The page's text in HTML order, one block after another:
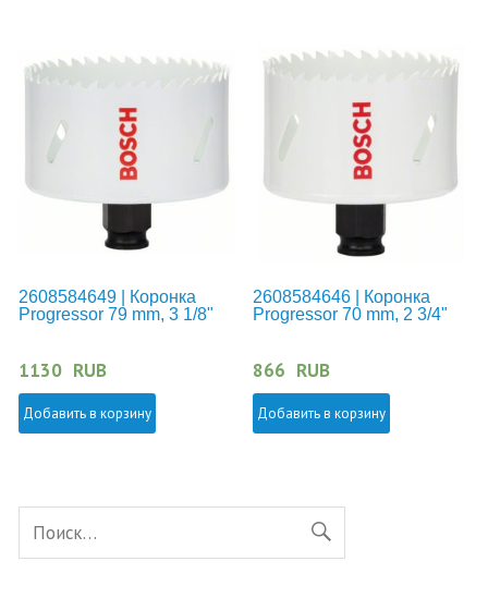
2608584649 | Коронка
Progressor 79 mm, 3 1/8"
1130 RUB
Добавить в корзину
2608584646 | Коронка
Progressor 70 mm, 2 3/4"
866 RUB
Добавить в корзину